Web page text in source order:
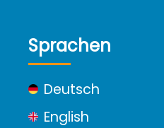
Sprachen
Deutsch
English